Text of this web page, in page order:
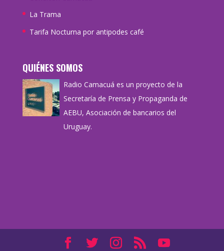
La Trama
Tarifa Nocturna por antipodes café
QUIÉNES SOMOS
Radio Camacuá es un proyecto de la
Secretaría de Prensa y Propaganda de
AEBU, Asociación de bancarios del
Uruguay.